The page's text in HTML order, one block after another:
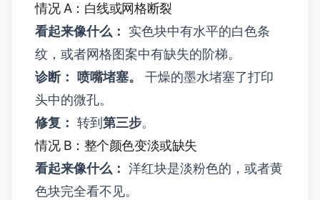
情况 A：白线或网格断裂
看起来像什么：
实色块中有水平的白色条
纹，或者网格图案中有缺失的阶梯。
诊断： 喷嘴堵塞。
干燥的墨水堵塞了打印
头中的微孔。
修复： 转到 第三步。
情况 B：整个颜色变淡或缺失
看起来像什么： 洋红块是淡粉色的，或者黄
色块完全看不见。